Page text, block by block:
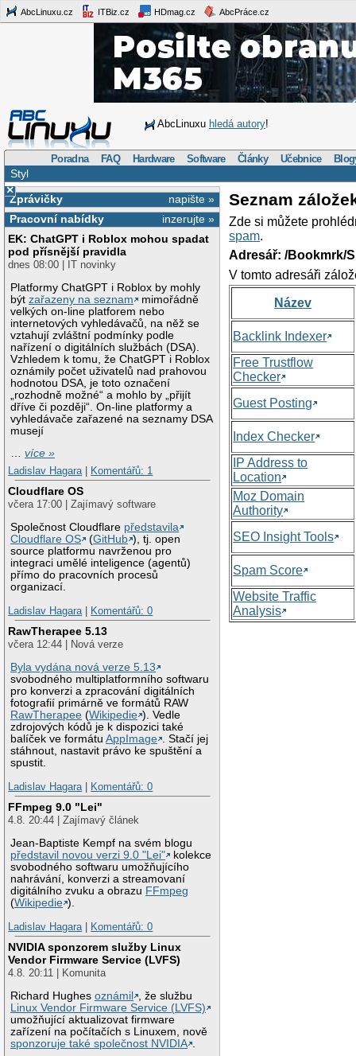
AbcLinuxu.cz ITBiz.cz HDmag.cz AbcPráce.cz
AbcLinuxu hledá autory!
Poradna FAQ Hardware Software Články Učebnice
Styl
×
napište »
Zprávičky
inzerujte »
Pracovní nabídky
EK: ChatGPT i Roblox mohou spadat
pod přísnější pravidla
dnes 08:00 | IT novinky
Platformy ChatGPT i Roblox by mohly
býtzařazeny na seznam
mimořádně
velkých on-line platforem nebo
internetových vyhledávačů, na něž se
vztahují zvláštní podmínky podle
nařízení o digitálních službách (DSA).
Vzhledem k tomu, že ChatGPT i Roblox
oznámily počet uživatelů nad prahovou
hodnotou DSA, je toto označení
„rozhodně možné“ a mohlo by „přijít
dříve či později“. On-line platformy a
vyhledávače zařazené na seznamy DSA
musejí
…více »
Ladislav Hagara
Komentářů: 1
Cloudflare OS
včera 17:00 | Zajímavý software
Společnost Cloudflare představila
Cloudflare OS
(GitHub ), tj. open
source platformu navrženou pro
integraci umělé inteligence (agentů)
přímo do pracovních procesů
organizací.
Ladislav Hagara
Komentářů: 0
RawTherapee 5.13
včera 12:44 | Nová verze
Byla vydána nová verze 5.13
svobodného multiplatformního softwaru
pro konverzi a zpracování digitálních
fotografií primárně ve formátů RAW
RawTherapee (Wikipedie ). Vedle
zdrojových kódů je k dispozici také
balíček ve formátuAppImage . Stačí jej
stáhnout, nastavit právo ke spuštění a
spustit.
Ladislav Hagara
Komentářů: 0
FFmpeg 9.0 "Lei"
4.8. 20:44 | Zajímavý článek
Jean-Baptiste Kempf na svém blogu
představil novou verzi 9.0 "Lei"
kolekce
svobodného softwaru umožňujícího
nahrávání, konverzi a streamovaní
digitálního zvuku a obrazu FFmpeg
(Wikipedie ).
Ladislav Hagara
Komentářů: 0
NVIDIA sponzorem služby Linux
Vendor Firmware Service (LVFS)
4.8. 20:11 | Komunita
Richard Hughesoznámil
, že službu
Linux Vendor Firmware Service (LVFS)
umožňující aktualizovat firmware
zařízení na počítačích s Linuxem, nově
sponzoruje také společnost NVIDIA .
Seznam
Zde si můžete
spam.
Adresář: /Bookmrk/
V tomto adresáři
Název
Backlink Indexer
Free Trustflow
Checker
Guest Posting
Index Checker
IP Address to
Location
Moz Domain
Authority
SEO Insight Tools
Spam Score
Website Traffic
Analysis